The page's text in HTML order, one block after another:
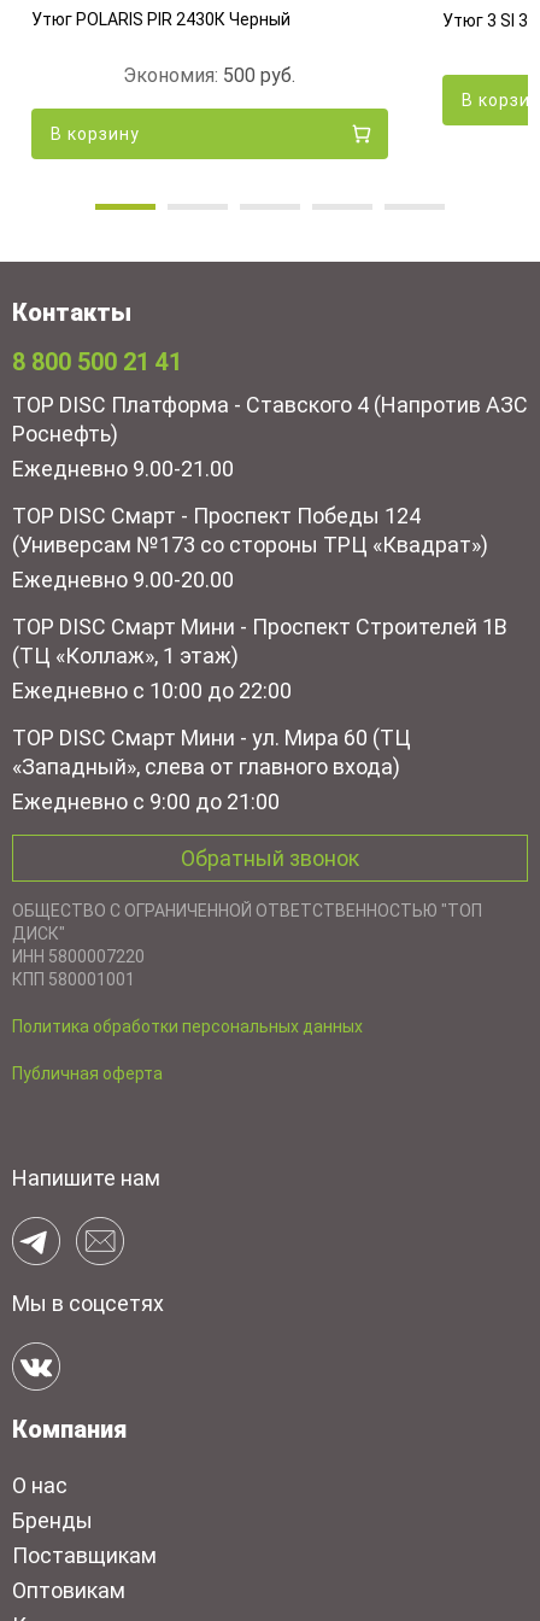
Утюг POLARIS PIR 2430К Черный
Экономия: 500руб.
В корзину
Утюг 3 SI
В
Контакты
8 800 500 21 41
TOP DISC Платформа - Ставского 4 (Напротив АЗС
Роснефть)
Ежедневно 9.00-21.00
TOP DISC Смарт - Проспект Победы 124
(Универсам №173 со стороны ТРЦ «Квадрат»)
Ежедневно 9.00-20.00
TOP DISC Смарт Мини - Проспект Строителей 1В
(ТЦ «Коллаж», 1 этаж)
Ежедневно с 10:00 до 22:00
TOP DISC Смарт Мини - ул. Мира 60 (ТЦ
«Западный», слева от главного входа)
Ежедневно с 9:00 до 21:00
Обратный звонок
ОБЩЕСТВО С ОГРАНИЧЕННОЙ ОТВЕТСТВЕННОСТЬЮ "ТОП
ДИСК"
ИНН 5800007220
КПП 580001001
Политика обработки персональных данных
Публичная оферта
Напишите нам
Мы в соцсетях
Компания
О нас
Бренды
Поставщикам
Оптовикам